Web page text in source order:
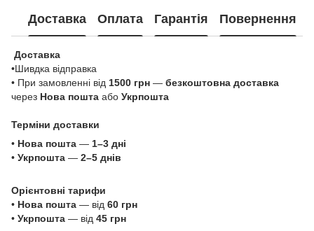
Доставка Оплата Гарантія Повернення
Доставка
•Шивдка відправка
• При замовленні від 1500 грн — безкоштовна доставка
через Нова пошта або Укрпошта
Терміни доставки
• Нова пошта — 1–3 дні
• Укрпошта — 2–5 днів
Орієнтовні тарифи
• Нова пошта — від 60 грн
• Укрпошта — від 45 грн